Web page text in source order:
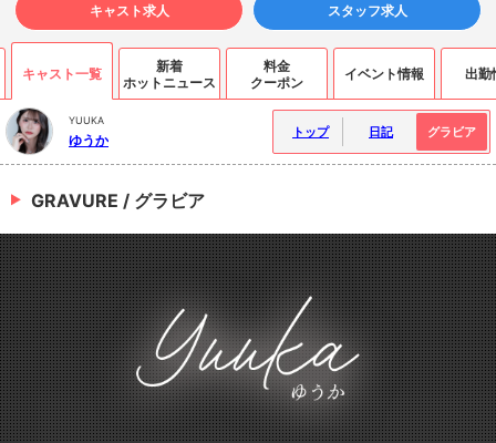
キャスト求人 スタッフ求人
キャスト一覧
新着
ホットニュース
料金
クーポン
イベント情報 出勤
YUUKA
ゆうか トップ 日記 グラビア
GRAVURE / グラビア